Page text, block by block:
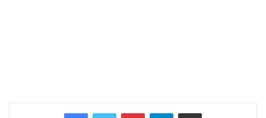
PinterestTelegramShare via Email